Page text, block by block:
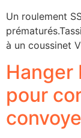
Un roulement
à un coussinet
Hanger
pour